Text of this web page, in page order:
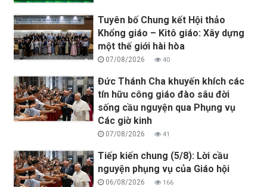
Tuyên bố Chung kết Hội thảo
Khổng giáo – Kitô giáo: Xây dựng
một thế giới hài hòa
07/08/2026 40
Đức Thánh Cha khuyến khích các
tín hữu công giáo đào sâu đời
sống cầu nguyện qua Phụng vụ
Các giờ kinh
07/08/2026 41
Tiếp kiến chung (5/8): Lời cầu
nguyện phụng vụ của Giáo hội
06/08/2026 166